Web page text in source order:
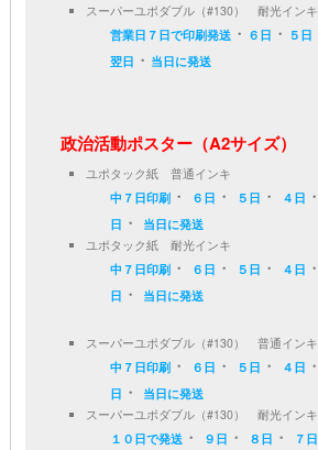
スーパーユポダブル（#130） 耐光インキ
営業日７日で印刷発送 ・ ６日 ・ ５日
翌日 ・ 当日に発送
政治活動ポスター（A2サイズ）
ユポタック紙 普通インキ
中７日印刷 ・ ６日 ・ ５日 ・ ４日 ・
日 ・
当日に発送
ユポタック紙 耐光インキ
中７日印刷 ・ ６日 ・ ５日 ・ ４日 ・
日 ・ 当日に発送
スーパーユポダブル（#130） 普通インキ
中７日印刷 ・ ６日 ・ ５日 ・ ４日 ・
日 ・
当日に発送
スーパーユポダブル（#130） 耐光インキ
１０日で発送 ・ ９日 ・ ８日 ・ ７日